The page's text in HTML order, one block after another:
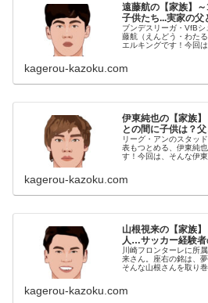
遠藤航の【家族】
子供たち...実家の父
ブンデスリーガ・VfB
藤航（えんどう・わた
エルキングです！今回
kagerou-kazoku.com
伊東純也の【家族
との間に子供は？
リーグ・アンのスタッ
表もつとめる、伊東純
す！今回は、そんな伊
kagerou-kazoku.com
山根視来の【家族
人…サッカー経験
川崎フロンターレに所
来さん。座右の銘は、
そんな山根さんを取
kagerou-kazoku.com